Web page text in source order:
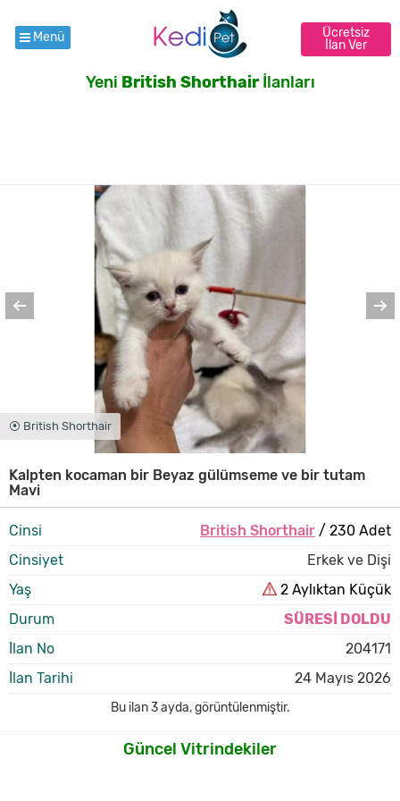
Menü
Ücretsiz
İlan Ver
Yeni British Shorthairİlanları
⦿ British Shorthair
Kalpten kocaman bir Beyaz gülümseme ve bir tutam
Mavi
Cinsi British Shorthair/ 230 Adet
Cinsiyet
Erkek ve Dişi
Yaş
2 Aylıktan Küçük
Durum
SÜRESİ DOLDU
İlan No
204171
İlan Tarihi
24 Mayıs 2026
Bu ilan3 ayda,görüntülenmiştir.
Güncel Vitrindekiler